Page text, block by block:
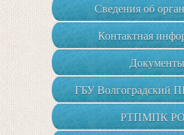
Сведения об
Контактная
Документы
ГБУ Волгоградский
РТПМПК